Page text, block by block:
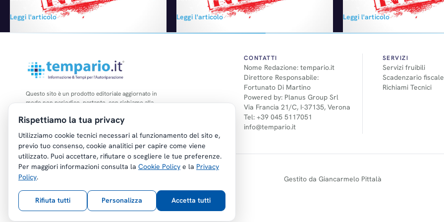
stabilimenti italiani facendo di Pomigliano il
modello di riferimento, ha suscitato la solita
portate avanti le azioni legali e le denunce
nei confronti del…
Leggi l'articolo
vendite in Cina. Sfruttando le sue consolidate
joint venture con FAW e Saic, la Casa tedesca
Leggi l'articolo
Imola, si è svolto il
per il comparto autocarrozzeria
nazionali nelle persone di
Presidente Nazionale…
Leggi l'articolo
Questo sito è un prodotto editoriale aggiornato in
modo non periodico, pertanto, con richiamo alla
obblighi di registrazione di cui all'art. 5 della L.
CONTATTI
Nome Redazione: tempario.it
Direttore Responsabile:
Fortunato Di Martino
Powered by: Planus Group Srl
Via Francia 21/C, I-37135, Verona
Tel: +39 045 5117051
info@tempario.it
SERVIZI
Servizi fruibili
Scadenzario fiscale
Richiami Tecnici
Planus Group Srl - P.I. IT03584100238
Gestito da Giancarmelo Pittalà
Rispettiamo la tua privacy
Utilizziamo cookie tecnici necessari al funzionamento del sito e,
previo tuo consenso, cookie analitici per capire come viene
utilizzato. Puoi accettare, rifiutare o scegliere le tue preferenze.
Per maggiori informazioni consulta la Cookie Policy e la Privacy
Policy.
Rifiuta tutti Personalizza Accetta tutti